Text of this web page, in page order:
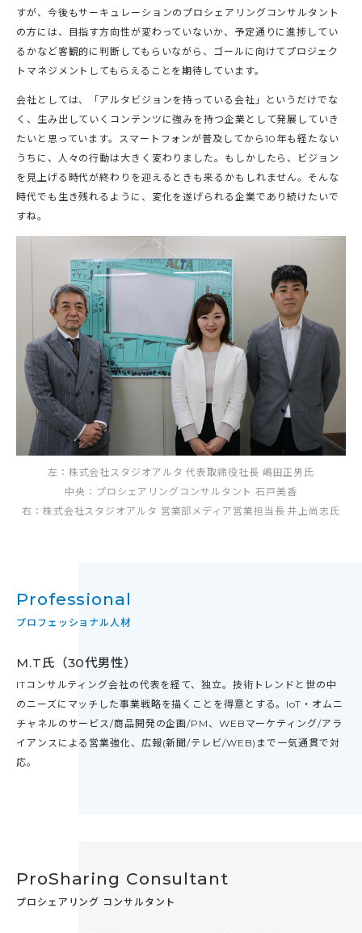
すが、今後もサーキュレーションのプロシェアリングコンサルタント
の方には、目指す方向性が変わっていないか、予定通りに進捗してい
るかなど客観的に判断してもらいながら、ゴールに向けてプロジェク
トマネジメントしてもらえることを期待しています。
会社としては、「アルタビジョンを持っている会社」というだけでな
く、生み出していくコンテンツに強みを持つ企業として発展していき
たいと思っています。スマートフォンが普及してから10年も経たない
うちに、人々の行動は大きく変わりました。もしかしたら、ビジョン
を見上げる時代が終わりを迎えるときも来るかもしれません。そんな
時代でも生き残れるように、変化を遂げられる企業であり続けたいで
すね。
左：株式会社スタジオアルタ 代表取締役社長 嶋田正男氏
中央：プロシェアリングコンサルタント 石戸美香
右：株式会社スタジオアルタ 営業部メディア営業担当長 井上尚志氏
Professional
プロフェッショナル人材
M.T氏（30代男性）
ITコンサルティング会社の代表を経て、独立。技術トレンドと世の中
のニーズにマッチした事業戦略を描くことを得意とする。IoT・オムニ
チャネルのサービス/商品開発の企画/PM、WEBマーケティング/アラ
イアンスによる営業強化、広報(新聞/テレビ/WEB)まで一気通貫で対
応。
ProSharing Consultant
プロシェアリング コンサルタント